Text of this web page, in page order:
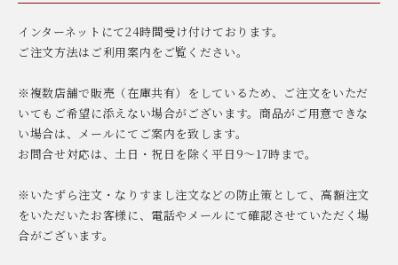
インターネットにて24時間受け付けております。
ご注文方法はご利用案内をご覧ください。
※複数店舗で販売（在庫共有）をしているため、ご注文をいただ
いてもご希望に添えない場合がございます。商品がご用意できな
い場合は、メールにてご案内を致します。
お問合せ対応は、土日・祝日を除く平日9〜17時まで。
※いたずら注文・なりすまし注文などの防止策として、高額注文
をいただいたお客様に、電話やメールにて確認させていただく場
合がございます。